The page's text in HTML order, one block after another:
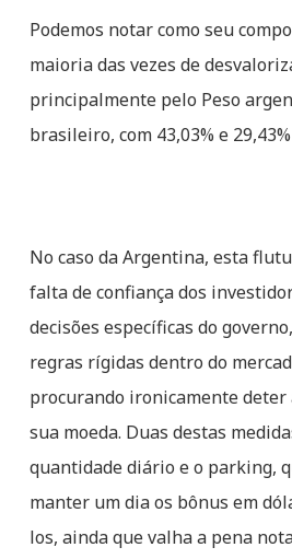
Podemos notar como seu
maioria das vezes de
principalmente pelo Peso
brasileiro, com 43,03% e
No caso da Argentina, esta
falta de confiança dos
decisões específicas do
regras rígidas dentro do
procurando ironicamente deter
sua moeda. Duas destas
quantidade diário e o parking,
manter um dia os bônus em
los, ainda que valha a pena